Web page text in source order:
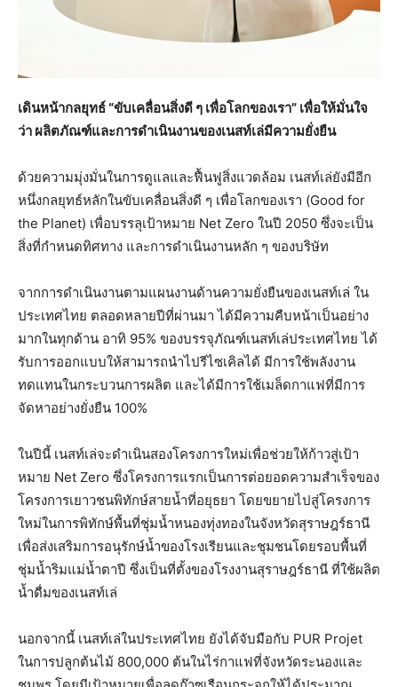
เดินหน้ากลยุทธ์ “ขับเคลื่อนสิ่งดี ๆ เพื่อโลกของเรา” เพื่อให้มั่นใจ
ว่า ผลิตภัณฑ์และการดําเนินงานของเนสท์เล่มีความยั่งยืน
ด้วยความมุ่งมั่นในการดูแลและฟื้นฟูสิ่งแวดล้อม เนสท์เล่ยังมีอีก
หนึ่งกลยุทธ์หลักในขับเคลื่อนสิ่งดี ๆ เพื่อโลกของเรา (Good for
the Planet) เพื่อบรรลุเป้าหมาย Net Zero ในปี 2050 ซึ่งจะเป็น
สิ่งที่กําหนดทิศทาง และการดำเนินงานหลัก ๆ ของบริษัท
จากการดำเนินงานตามแผนงานด้านความยั่งยืนของเนสท์เล่ ใน
ประเทศไทย ตลอดหลายปีที่ผ่านมา ได้มีความคืบหน้าเป็นอย่าง
มากในทุกด้าน อาทิ 95% ของบรรจุภัณฑ์เนสท์เล่ประเทศไทย ได้
รับการออกแบบให้สามารถนำไปรีไซเคิลได้ มีการใช้พลังงาน
ทดแทนในกระบวนการผลิต และได้มีการใช้เมล็ดกาแฟที่มีการ
จัดหาอย่างยั่งยืน 100%
ในปีนี้ เนสท์เล่จะดำเนินสองโครงการใหม่เพื่อช่วยให้ก้าวสู่เป้า
หมาย Net Zero ซึ่งโครงการแรกเป็นการต่อยอดความสําเร็จของ
โครงการเยาวชนพิทักษ์สายน้ำที่อยุธยา โดยขยายไปสู่โครงการ
ใหม่ในการพิทักษ์พื้นที่ชุ่มน้ำหนองทุ่งทองในจังหวัดสุราษฎร์ธานี
เพื่อส่งเสริมการอนุรักษ์น้ำของโรงเรียนและชุมชนโดยรอบพื้นที่
ชุ่มน้ำริมแม่น้ำตาปี ซึ่งเป็นที่ตั้งของโรงงานสุราษฎร์ธานี ที่ใช้ผลิต
น้ำดื่มของเนสท์เล่
นอกจากนี้ เนสท์เล่ในประเทศไทย ยังได้จับมือกับ PUR Projet
ในการปลูกต้นไม้ 800,000 ต้นในไร่กาแฟที่จังหวัดระนองและ